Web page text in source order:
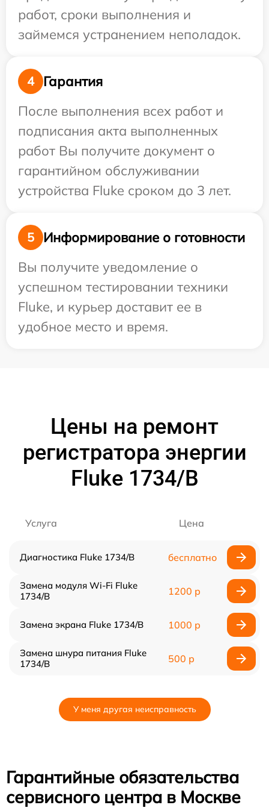
работ, сроки выполнения и
займемся устранением неполадок.
4
Гарантия
После выполнения всех работ и
подписания акта выполненных
работ Вы получите документ о
гарантийном обслуживании
устройства Fluke сроком до 3 лет.
5
Информирование о готовности
Вы получите уведомление о
успешном тестировании техники
Fluke, и курьер доставит ее в
удобное место и время.
Цены на ремонт
регистратора энергии
Fluke 1734/B
Услуга Цена
Диагностика Fluke 1734/B бесплатно
Замена модуля Wi-Fi Fluke
1734/B
1200 р
Замена экрана Fluke 1734/B 1000 р
Замена шнура питания Fluke
1734/B
500 р
У меня другая неисправность
Гарантийные обязательства
сервисного центра в Москве